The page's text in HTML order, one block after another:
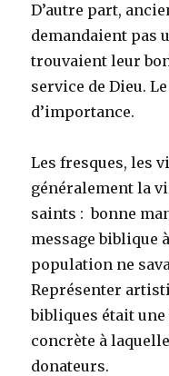
D’autre part,
demandaient pas
trouvaient leur
service de Dieu.
d’importance.
Les fresques, les
généralement la
saints : bonne
message biblique
population ne
Représenter
bibliques était
concrète à
donateurs.